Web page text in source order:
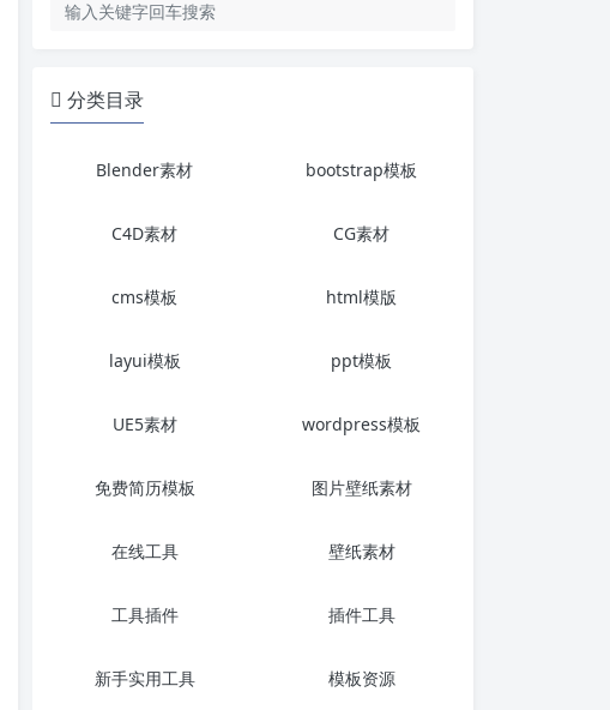
分类目录
Blender素材 bootstrap模板
C4D素材 CG素材
cms模板 html模版
layui模板 ppt模板
UE5素材 wordpress模板
免费简历模板 图片壁纸素材
在线工具 壁纸素材
工具插件 插件工具
新手实用工具 模板资源